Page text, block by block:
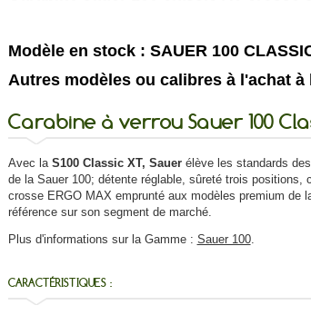
Modèle en stock : SAUER 100
Autres modèles ou calibres à l'achat à
Carabine à verrou Sauer 100
Avec la S100 Classic XT, Sauerélève les standards
de la Sauer 100; détente réglable, sûreté trois
crosse ERGO MAX emprunté aux modèles premium de
référence sur son segment de marché.
Plus d'informations sur la Gamme : Sauer 100.
CARACTÉRISTIQUES :